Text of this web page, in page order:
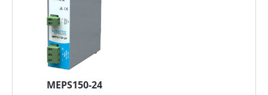
MEPS150-24